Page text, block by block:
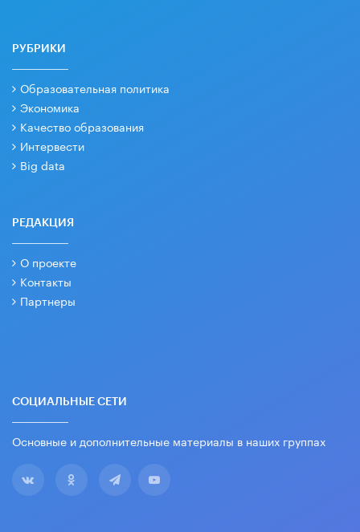
РУБРИКИ
Образовательная политика
Экономика
Качество образования
Интервести
Big data
РЕДАКЦИЯ
О проекте
Контакты
Партнеры
СОЦИАЛЬНЫЕ СЕТИ
Основные и дополнительные материалы в наших группах